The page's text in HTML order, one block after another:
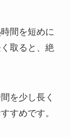
間を短めに
取ると、絶
を少し長く
すめです。